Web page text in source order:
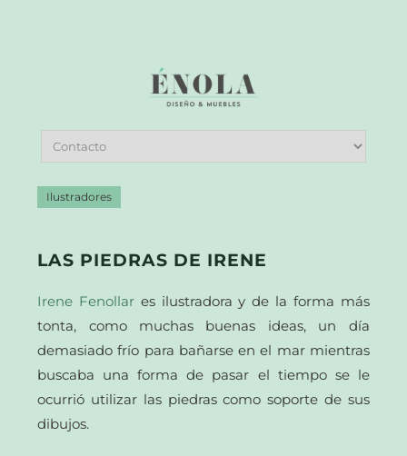
Ilustradores
LAS PIEDRAS DE IRENE
Irene Fenollar es ilustradora y de la forma más
tonta, como muchas buenas ideas, un día
demasiado frío para bañarse en el mar mientras
buscaba una forma de pasar el tiempo se le
ocurrió utilizar las piedras como soporte de sus
dibujos.